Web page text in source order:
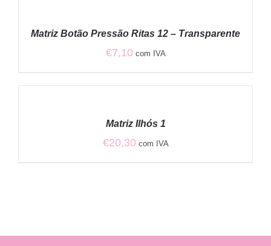
DETALHES
Matriz Botão Pressão Ritas 12 – Transparente
€7,10 com IVA
Matriz Ilhós 1
€20,30 com IVA